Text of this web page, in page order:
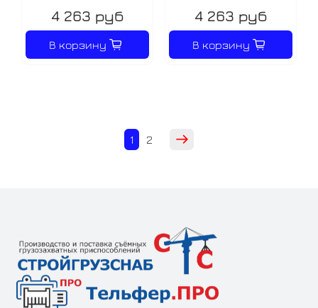
4 263 руб
В корзину
4 263 руб
В корзину
1 2